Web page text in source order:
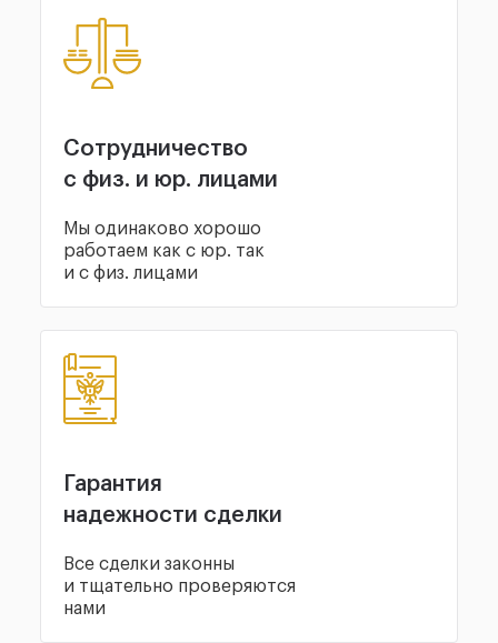
Сотрудничество
с физ. и юр. лицами
Мы одинаково хорошо
работаем как с юр. так
и с физ. лицами
Гарантия
надежности сделки
Все сделки законны
и тщательно проверяются
нами